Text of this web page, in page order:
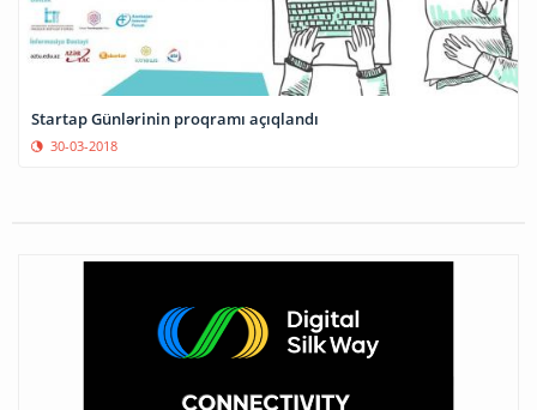
Startap Günlərinin proqramı açıqlandı
30-03-2018